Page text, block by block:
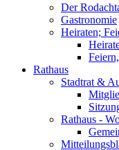
Der
Gastronomie
Heiraten;
Rathaus
Stadtrat &
Rathaus -